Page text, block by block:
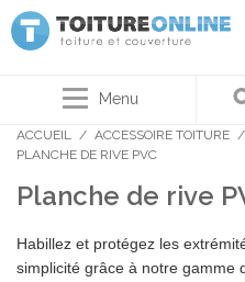
Menu
ACCUEIL / ACCESSOIRE TOITURE /
PLANCHE DE RIVE PVC
Planche de rive
Habillez et protégez les
simplicité grâce à notre gamme